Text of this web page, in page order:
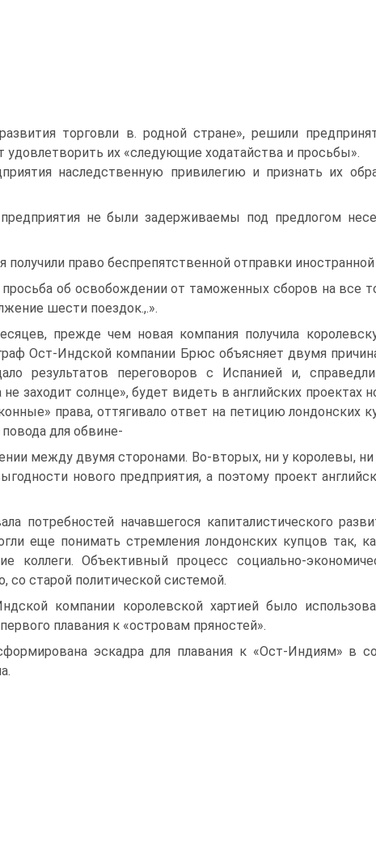
торговли в. родной стране», решили
их «следую­щие ходатайства и просьбы».
наследст­венную привилегию и признать их
не были задерживаемы под предлогом
получили право беспрепятственной отправки
просьба об осво­бождении от таможенных сборов на все
шести поездок.,.».
прежде чем новая компания получила
Ост-Индской компании Брюс объясняет двумя
результатов переговоров с Испанией и,
заходит солнце», будет видеть в английских проектах
права, оття­гивало ответ на петицию лондонских
для обвине-
между двумя сто­ронами. Во-вторых, ни у королевы,
нового предприятия, а поэтому проект
потребностей начавшегося капиталистического
еще понимать стремления лондонских купцов так,
коллеги. Объек­тивный процесс социально-
со старой полити­ческой системой.
компании королевской хартией было
плавания к «островам пряностей».
эскадра для плавания к «Ост-Индиям» в